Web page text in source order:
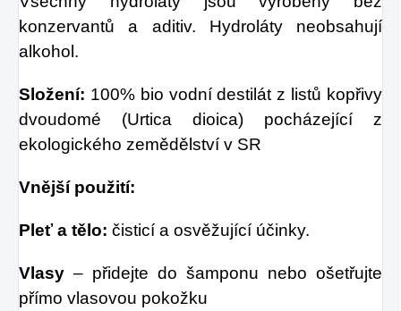
konzervantů a aditiv. Hydroláty neobsahují
alkohol.
Složení: 100% bio vodní destilát z listů kopřivy
dvoudomé (Urtica dioica) pocházející z
ekologického zemědělství v SR
Vnější použití:
Pleť a tělo: čisticí a osvěžující účinky.
Vlasy – přidejte do šamponu nebo ošetřujte
přímo vlasovou pokožku